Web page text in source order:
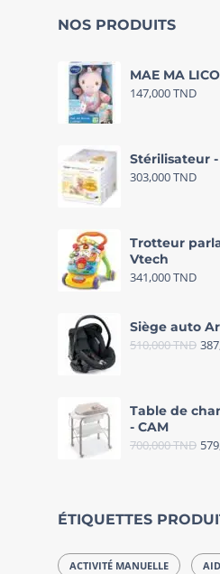
NOS PRODUITS
MAE MA
147,000TND
Stérilisateur
303,000TND
Trotteur
Vtech
341,000TND
Siège auto
510,000TND
Table de
- CAM
700,000TND
ÉTIQUETTES
ACTIVITÉ MANUELLE